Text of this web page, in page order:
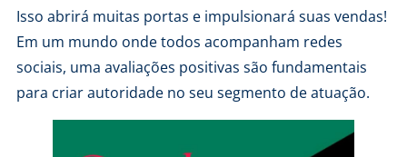
Isso abrirá muitas portas e impulsionará suas vendas!
Em um mundo onde todos acompanham redes
sociais, uma avaliações positivas são fundamentais
para criar autoridade no seu segmento de atuação.